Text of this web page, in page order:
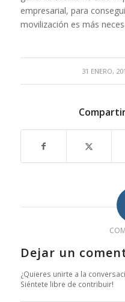
empresarial, para
movilización es más
31 ENERO,
/
Dejar un
¿Quieres unirte a la
Siéntete libre de contribuir!